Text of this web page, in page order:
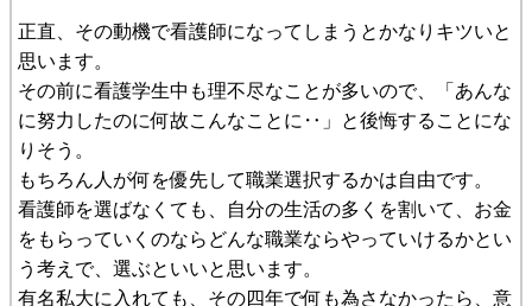
正直、その動機で看護師になってしまうとかなりキツいと
思います。
その前に看護学生中も理不尽なことが多いので、「あんな
に努力したのに何故こんなことに‥」と後悔することにな
りそう。
もちろん人が何を優先して職業選択するかは自由です。
看護師を選ばなくても、自分の生活の多くを割いて、お金
をもらっていくのならどんな職業ならやっていけるかとい
う考えで、選ぶといいと思います。
有名私大に入れても、その四年で何も為さなかったら、意